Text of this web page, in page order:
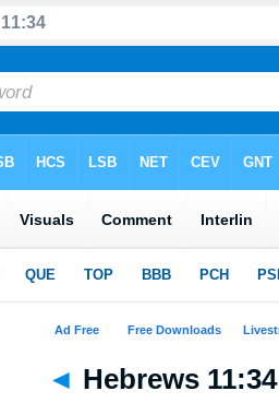
◄ Hebrews 11:34